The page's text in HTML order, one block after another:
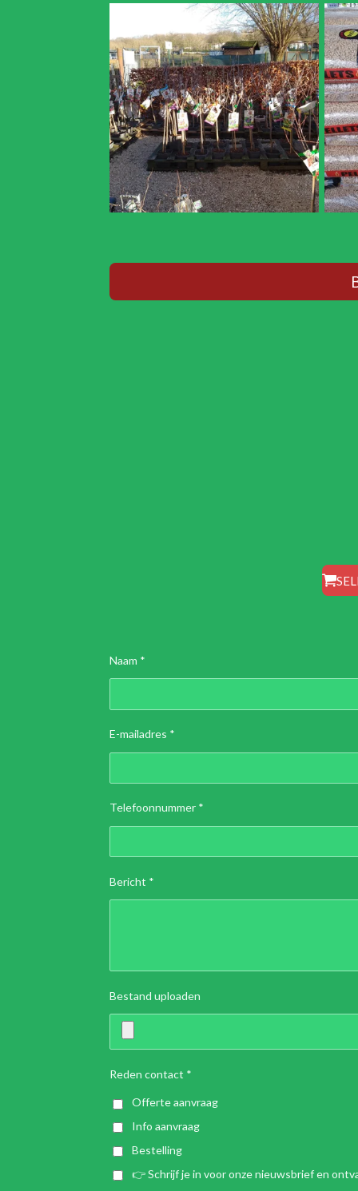
Naam *
E-mailadres *
Telefoonnummer *
Bericht *
Bestand uploaden
Reden contact *
Offerte aanvraag
Info aanvraag
Bestelling
👉 Schrijf je in voor onze nieuwsbrief en